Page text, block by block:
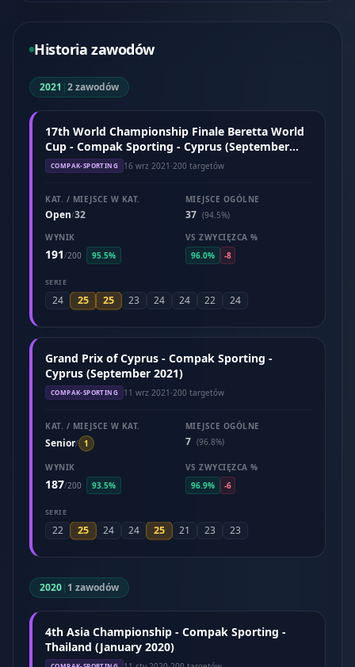
Historia zawodów
2021 |2 zawodów
17th World Championship Finale Beretta World
Cup - Compak Sporting - Cyprus (September
2021)
COMPAK-SPORTING 16 wrz 2021 ·200 targetów
KAT. / MIEJSCE W KAT.
Open/32
MIEJSCE OGÓLNE
37 (94.5%)
WYNIK
191/200 95.5%
VS ZWYCIĘZCA %
96.0%
-8
SERIE
24 25 25 23 24 24 22 24
Grand Prix of Cyprus - Compak Sporting -
Cyprus (September 2021)
COMPAK-SPORTING 11 wrz 2021 ·200 targetów
KAT. / MIEJSCE W KAT.
Senior/ 1
MIEJSCE OGÓLNE
7 (96.8%)
WYNIK
187/200 93.5%
VS ZWYCIĘZCA %
96.9%
-6
SERIE
22 25 24 24 25 21 23 23
2020| 1 zawodów
4th Asia Championship - Compak Sporting -
Thailand (January 2020)